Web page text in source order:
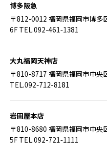
博多阪急
〒812-0012 福岡県福岡市博多
6F TEL.092-461-1381
大丸福岡天神店
〒810-8717 福岡県福岡市中央
TEL.092-712-8181
岩田屋本店
〒810-8680 福岡県福岡市中央
5F TEL.092-721-1111